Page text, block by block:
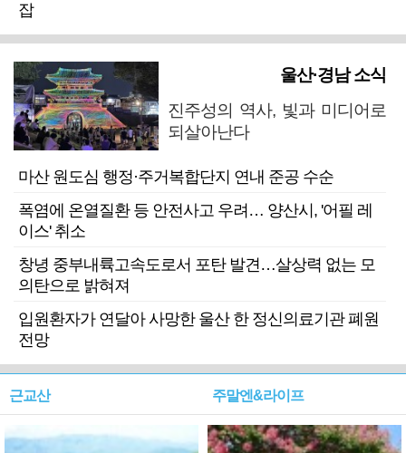
잡
울산·경남 소식
진주성의 역사, 빛과 미디어로
되살아난다
마산 원도심 행정·주거복합단지 연내 준공 수순
폭염에 온열질환 등 안전사고 우려… 양산시, '어필 레
이스' 취소
창녕 중부내륙고속도로서 포탄 발견…살상력 없는 모
의탄으로 밝혀져
입원환자가 연달아 사망한 울산 한 정신의료기관 폐원
전망
근교산 주말엔&라이프